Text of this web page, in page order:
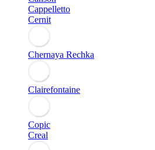
Cappelletto
Cernit
Chernaya Rechka
Clairefontaine
Copic
Creal